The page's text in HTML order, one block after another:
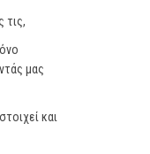
τις,
μας
και